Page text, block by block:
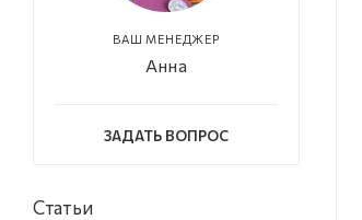
ВАШ МЕНЕДЖЕР
Анна
ЗАДАТЬ ВОПРОС
Статьи